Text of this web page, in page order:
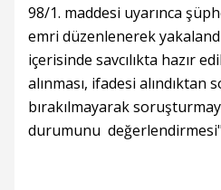
98/1. maddesi uyarınca
emri düzenlenerek
içerisinde savcılıkta hazır
alınması, ifadesi alındıktan
bırakılmayarak
durumunu değerlendirmesi"